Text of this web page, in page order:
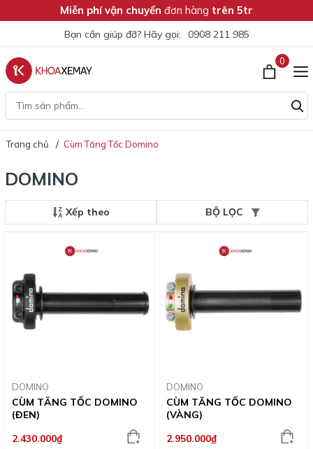
Miễn phí vận chuyển đơn hàng trên 5tr
Bạn cần giúp đỡ? Hãy gọi: 0908 211 985
0
Trang chủ Cùm Tăng Tốc Domino
DOMINO
Xếp theo BỘ LỌC
DOMINO
CÙM TĂNG TỐC DOMINO
(ĐEN)
2.430.000₫
DOMINO
CÙM TĂNG TỐC DOMINO
(VÀNG)
2.950.000₫